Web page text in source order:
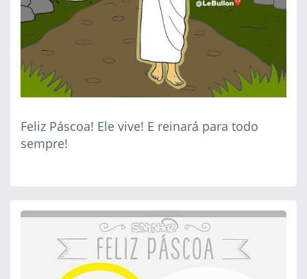
Feliz Páscoa! Ele vive! E reinará para todo
sempre!